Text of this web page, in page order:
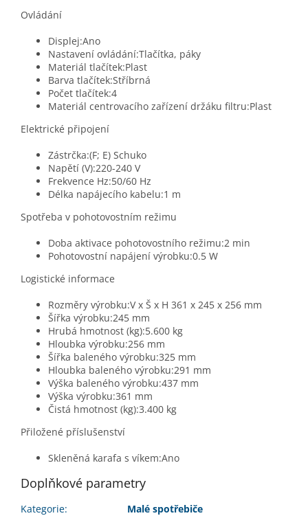
Ovládání
Displej:Ano
Nastavení ovládání:Tlačítka, páky
Materiál tlačítek:Plast
Barva tlačítek:Stříbrná
Počet tlačítek:4
Materiál centrovacího zařízení držáku filtru:Plast
Elektrické připojení
Zástrčka:(F; E) Schuko
Napětí (V):220-240 V
Frekvence Hz:50/60 Hz
Délka napájecího kabelu:1 m
Spotřeba v pohotovostním režimu
Doba aktivace pohotovostního režimu:2 min
Pohotovostní napájení výrobku:0.5 W
Logistické informace
Rozměry výrobku:V x Š x H 361 x 245 x 256 mm
Šířka výrobku:245 mm
Hrubá hmotnost (kg):5.600 kg
Hloubka výrobku:256 mm
Šířka baleného výrobku:325 mm
Hloubka baleného výrobku:291 mm
Výška baleného výrobku:437 mm
Výška výrobku:361 mm
Čistá hmotnost (kg):3.400 kg
Přiložené příslušenství
Skleněná karafa s víkem:Ano
Doplňkové parametry
Kategorie:
Malé spotřebiče